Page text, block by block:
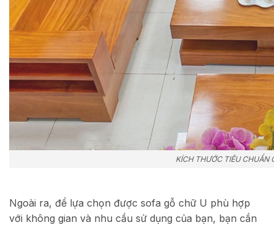
KÍCH THƯỚC TIÊU CHUẨN
Ngoài ra, để lựa chọn được sofa gỗ chữ U phù hợp
với không gian và nhu cầu sử dụng của bạn, bạn cần